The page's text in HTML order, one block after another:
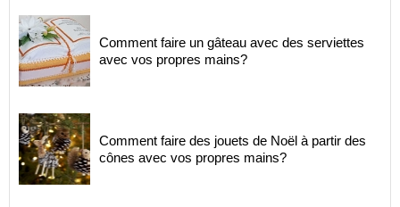
Comment faire un gâteau avec des serviettes
avec vos propres mains?
Comment faire des jouets de Noël à partir des
cônes avec vos propres mains?